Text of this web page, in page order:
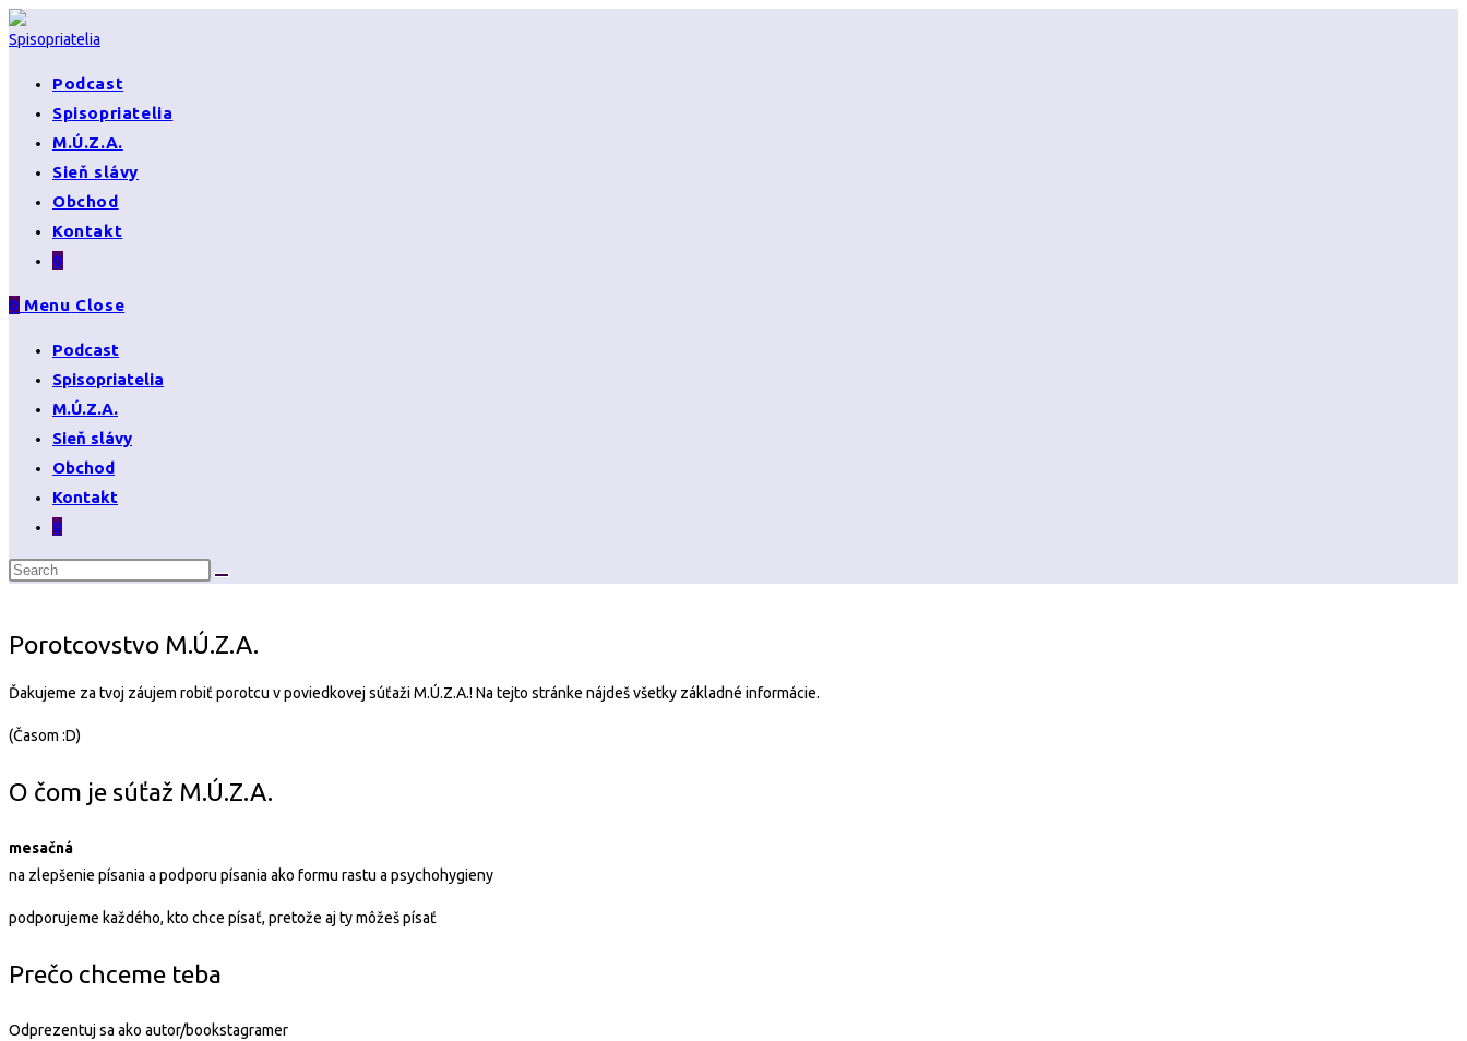
Skip
to
contentPodcast
Spisopriatelia
M.Ú.Z.A.
Sieň slávy
Obchod
Kontakt
0
0 Menu Close
Podcast
Spisopriatelia
M.Ú.Z.A.
Sieň slávy
Obchod
Kontakt
0
Porotcovstvo M.Ú.Z.A.
Ďakujeme za tvoj záujem robiť porotcu v poviedkovej súťaži M.Ú.Z.A.! Na tejto stránke nájdeš všetky základné informácie.
(Časom :D)
O čom je súťaž M.Ú.Z.A.
mesačná
na zlepšenie písania a podporu písania ako formu rastu a psychohygieny
podporujeme každého, kto chce písať, pretože aj ty môžeš písať
Prečo chceme teba
Odprezentuj sa ako autor/bookstagramer